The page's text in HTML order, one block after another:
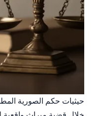
حيثيات حكم الصورية